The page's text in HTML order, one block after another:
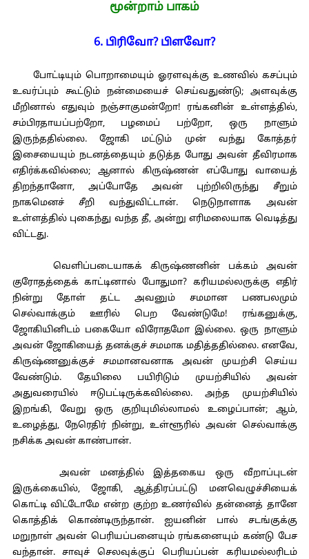
மூன்றாம் பாகம்
6. பிரிவோ? பிளவோ?
போட்டியும் பொறாமையும் ஓரளவுக்கு உணவில் கசப்பும்
உவர்ப்பும் கூட்டும் நன்மையைச் செய்வதுண்டு; அளவுக்கு
மீறினால் எதுவும் நஞ்சாகுமன்றோ! ரங்கனின் உள்ளத்தில்,
சம்பிரதாயப்பற்றோ, பழமைப் பற்றோ, ஒரு நாளும்
இருந்ததில்லை. ஜோகி மட்டும் முன் வந்து கோத்தர்
இசையையும் நடனத்தையும் தடுத்த போது அவன் தீவிரமாக
எதிர்க்கவில்லை; ஆனால் கிருஷ்ணன் எப்போது வாயைத்
திறந்தானோ, அப்போதே அவன் புற்றிலிருந்து சீறும்
நாகமெனச் சீறி வந்துவிட்டான். நெடுநாளாக அவன்
உள்ளத்தில் புகைந்து வந்த தீ, அன்று எரிமலையாக வெடித்து
விட்டது.
வெளிப்படையாகக் கிருஷ்ணனின் பக்கம் அவன்
குரோதத்தைக் காட்டினால் போதுமா? கரியமல்லருக்கு எதிர்
நின்று தோள் தட்ட அவனும் சமமான பணபலமும்
செல்வாக்கும் ஊரில் பெற வேண்டுமே! ரங்கனுக்கு,
ஜோகியினிடம் பகையோ விரோதமோ இல்லை. ஒரு நாளும்
அவன் ஜோகியைத் தனக்குச் சமமாக மதித்ததில்லை. எனவே,
கிருஷ்ணனுக்குச் சமமானவனாக அவன் முயற்சி செய்ய
வேண்டும். தேயிலை பயிரிடும் முயற்சியில் அவன்
அதுவரையில் ஈடுபட்டிருக்கவில்லை. அந்த முயற்சியில்
இறங்கி, வேறு ஒரு குறியுமில்லாமல் உழைப்பான்; ஆம்,
உழைத்து, நேரெதிர் நின்று, உள்ளூரில் அவன் செல்வாக்கு
நசிக்க அவன் காண்பான்.
அவன் மனத்தில் இத்தகைய ஒரு வீறாப்புடன்
இருக்கையில், ஜோகி, ஆத்திரப்பட்டு மனவெழுச்சியைக்
கொட்டி விட்டோமே என்ற குற்ற உணர்வில் தன்னைத் தானே
கொத்திக் கொண்டிருந்தான். ஐயனின் பால் சடங்குக்கு
மறுநாள் அவன் பெரியப்பனையும் ரங்கனையும் கண்டு பேச
வந்தான். சாவுச் செலவுக்குப் பெரியப்பன் கரியமல்லரிடம்